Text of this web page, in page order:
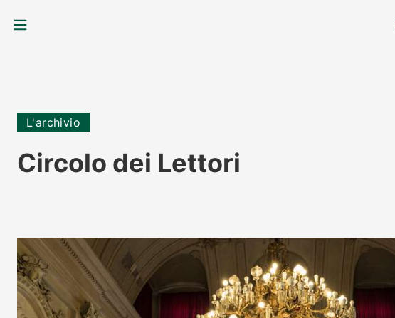
MENU
L'archivio
Circolo dei Lettori